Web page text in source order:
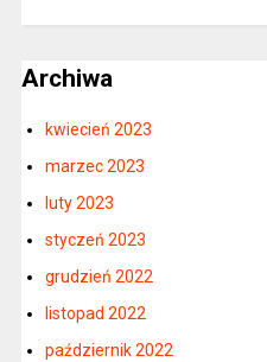
Archiwa
kwiecień 2023
marzec 2023
luty 2023
styczeń 2023
grudzień 2022
listopad 2022
październik 2022